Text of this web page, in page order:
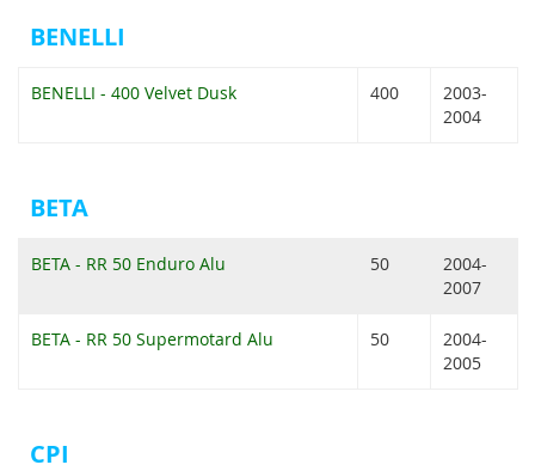
BENELLI
BENELLI - 400 Velvet Dusk 400
2003-
2004
BETA
BETA - RR 50 Enduro Alu 50
2004-
2007
BETA - RR 50 Supermotard Alu 50
2004-
2005
CPI